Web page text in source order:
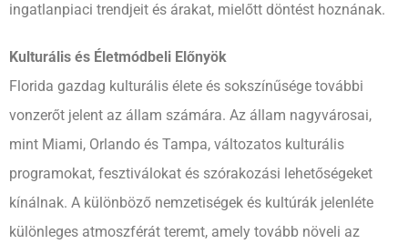
ingatlanpiaci trendjeit és árakat, mielőtt döntést hoznának.
Kulturális és Életmódbeli Előnyök
Florida gazdag kulturális élete és sokszínűsége további
vonzerőt jelent az állam számára. Az állam nagyvárosai,
mint Miami, Orlando és Tampa, változatos kulturális
programokat, fesztiválokat és szórakozási lehetőségeket
kínálnak. A különböző nemzetiségek és kultúrák jelenléte
különleges atmoszférát teremt, amely tovább növeli az